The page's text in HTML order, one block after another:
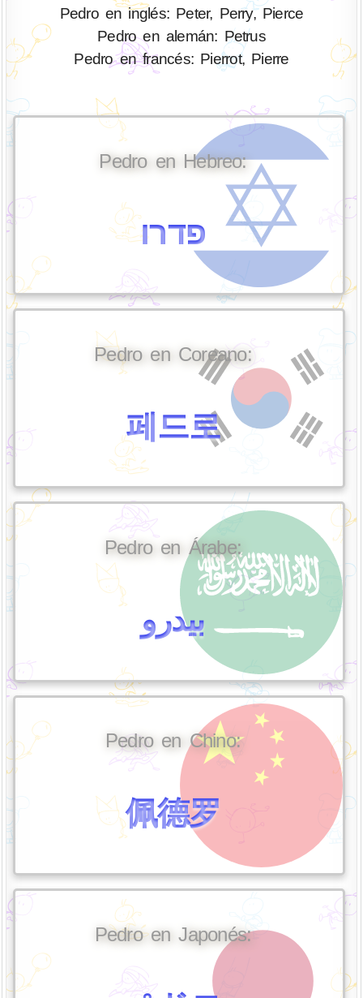
Pedro en inglés: Peter, Perry, Pierce
Pedro en alemán: Petrus
Pedro en francés: Pierrot, Pierre
Pedro en Hebreo:
פדרו
Pedro en Coreano:
페드로
Pedro en Árabe:
بيدرو
Pedro en Chino:
佩德罗
Pedro en Japonés: